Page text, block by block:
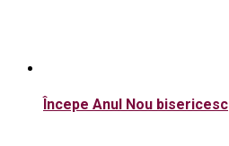
Începe Anul Nou bisericesc